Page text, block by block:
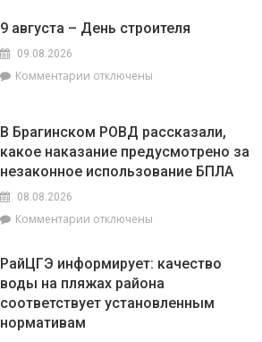
на
Овнам
стоит
бояться
быть
а
на
пике
энергии
9 августа – День строителя
09.08.2026
Комментарии к
августа
День
строителя
отключены
В Брагинском РОВД рассказали,
какое наказание предусмотрено за
незаконное использование БПЛА
08.08.2026
Комментарии к
Брагинском
РОВД
рассказали,
отключены
РайЦГЭ информирует: качество
воды на пляжах района
соответствует установленным
нормативам